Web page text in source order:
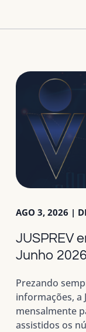
JUSPREV
Junho 2026
AGO 3, 2026 |
Prezando
informações, a
mensalmente
assistidos os